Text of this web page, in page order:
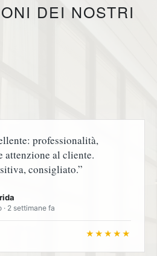
DEI NOSTRI
professionalità,
attenzione al cliente.
consigliato.”
· 2 settimane fa
★★★★★